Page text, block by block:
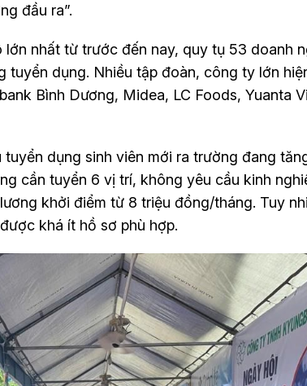
đầu ra”.
nhất từ trước đến nay, quy tụ 53 doanh
dụng. Nhiều tập đoàn, công ty lớn
Bình Dương, Midea, LC Foods, Yuanta
dụng sinh viên mới ra trường đang
cần tuyển 6 vị trí, không yêu cầu kinh
khởi điểm từ 8 triệu đồng/tháng. Tuy
khá ít hồ sơ phù hợp.